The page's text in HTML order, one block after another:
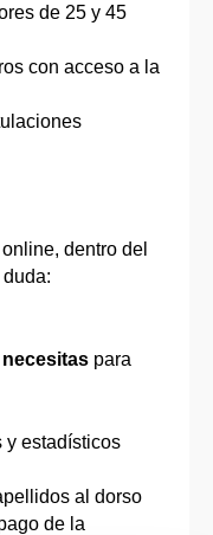
de 25 y 45
con acceso a la
dentro del
para
y estadísticos
al dorso
de la